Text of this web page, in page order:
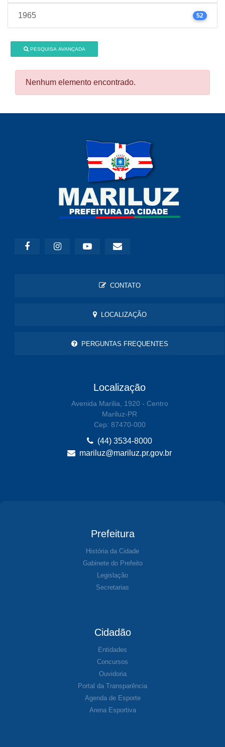
1965 52
PESQUISA AVANÇADA
Nenhum elemento encontrado.
CONTATO
LOCALIZAÇÃO
PERGUNTAS FREQUENTES
Localização
Avenida Marilia, 1920 - Centro
Mariluz-PR
Cep: 87470-000
(44) 3534-8000
mariluz@mariluz.pr.gov.br
Prefeitura
História da Cidade
Gabinete do Prefeito
Legislação
Secretarias
Cidadão
Entidades
Concursos
Ouvidoria
Portal da Transparência
Agenda de Esporte
Arena Esportiva